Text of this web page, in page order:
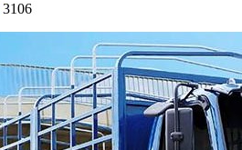
3106